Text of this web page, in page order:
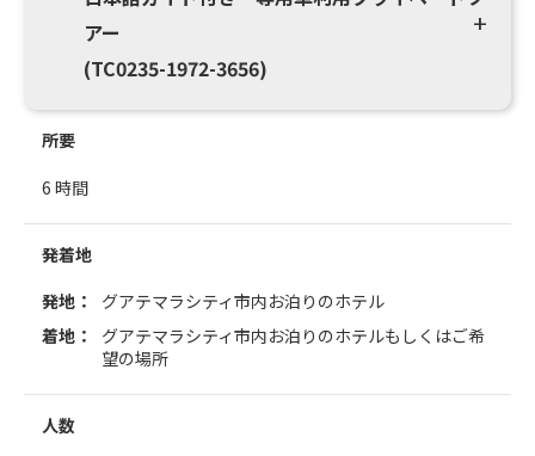
アー
(TC0235-1972-3656)
所要
6 時間
発着地
発地：
グアテマラシティ市内お泊りのホテル
着地：
グアテマラシティ市内お泊りのホテルもしくはご希
望の場所
人数